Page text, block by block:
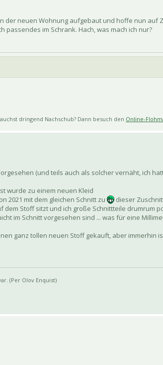
neuen Wohnung aufgebaut und hoffe nun auf
im Schrank. Hach, was mach ich nur?
dringend Nachschub? Dann besuch den Online-
(und teils auch als solcher vernäht, ich
wurde zu einem neuen Kleid
2021 mit dem gleichen Schnitt zu
dieser
Stoff sitzt und ich große Schnittteile drumrum
im Schnitt vorgesehen sind ... was für eine
ganz tollen neuen Stoff gekauft, aber immerhin
(Per Olov Enquist)